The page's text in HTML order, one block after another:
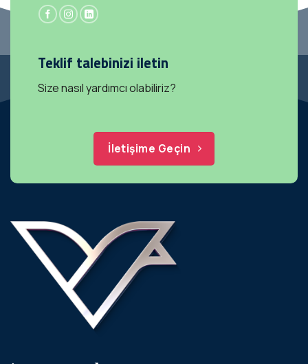
Teklif talebinizi iletin
Size nasıl yardımcı olabiliriz?
İletişime Geçin